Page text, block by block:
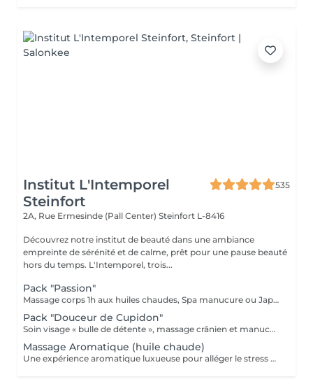
Institut L'Intemporel
Steinfort
535
2A, Rue Ermesinde (Pall Center) Steinfort L-8416
Découvrez notre institut de beauté dans une ambiance
empreinte de sérénité et de calme, prêt pour une pause beauté
hors du temps. L'Intemporel, trois...
Pack "Passion"
Massage corps 1h aux huiles chaudes, Spa manucure ou Japonaise et beauté des pieds + bain de paraffine 199€ au lieu de 252€
Pack "Douceur de Cupidon"
Soin visage « bulle de détente », massage crânien et manucure
Massage Aromatique (huile chaude)
Une expérience aromatique luxueuse pour alléger le stress et la tension. Ce massage relaxera votre corps et votre esprit en profondeur. Il vous procurera un sentiment agréable de bien-être, de décontraction des muscles, une meilleure circulation sanguine, de l'hydratation et de la tonicité.